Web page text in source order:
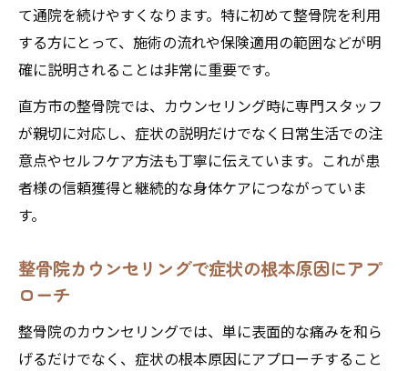
て通院を続けやすくなります。特に初めて整骨院を利用
する方にとって、施術の流れや保険適用の範囲などが明
確に説明されることは非常に重要です。
直方市の整骨院では、カウンセリング時に専門スタッフ
が親切に対応し、症状の説明だけでなく日常生活での注
意点やセルフケア方法も丁寧に伝えています。これが患
者様の信頼獲得と継続的な身体ケアにつながっていま
す。
整骨院カウンセリングで症状の根本原因にアプ
ローチ
整骨院のカウンセリングでは、単に表面的な痛みを和ら
げるだけでなく、症状の根本原因にアプローチすること